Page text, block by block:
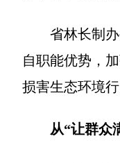
省林长制
自职能优势，
损害生态环境
从“让群众